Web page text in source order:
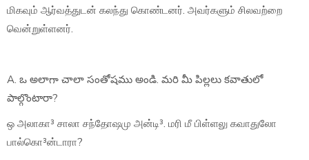
மிகவும் ஆர்வத்துடன் கலந்து கொண்டனர். அவர்களும் சிலவற்றை
வென்றுள்ளனர்.
A. ఒ అలాగా చాలా సంతోషము అండి. మరి మీ పిల్లలు కవాతులో
పాల్గొంటారా?
ஒ அலாகா³ சாலா சந்தோஷமு அன்டி³. மரி மீ பிள்ளலு கவாதுலோ
பால்கொ³ன்டாரா?